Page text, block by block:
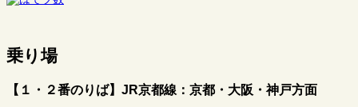
乗り場
【１・２番のりば】JR京都線：京都・大阪・神戸方面